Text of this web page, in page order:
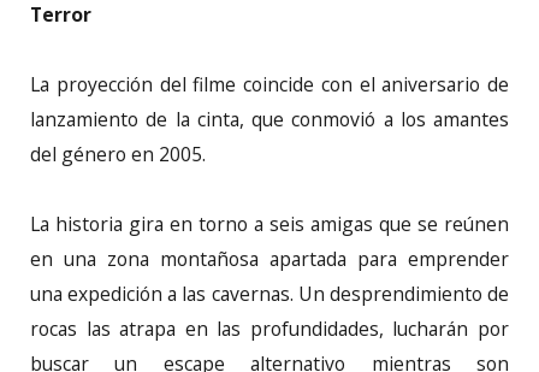
Terror
La proyección del filme coincide con el aniversario de
lanzamiento de la cinta, que conmovió a los amantes
del género en 2005.
La historia gira en torno a seis amigas que se reúnen
en una zona montañosa apartada para emprender
una expedición a las cavernas. Un desprendimiento de
rocas las atrapa en las profundidades, lucharán por
buscar un escape alternativo mientras son